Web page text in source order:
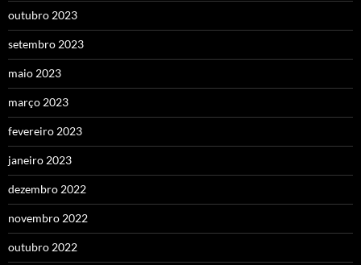
outubro 2023
setembro 2023
maio 2023
março 2023
fevereiro 2023
janeiro 2023
dezembro 2022
novembro 2022
outubro 2022